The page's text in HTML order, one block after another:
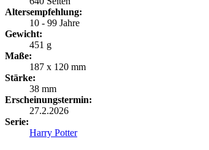
Altersempfehlung:
10 - 99 Jahre
Gewicht:
451 g
Maße:
187 x 120 mm
Stärke:
38 mm
Erscheinungstermin:
27.2.2026
Serie:
Harry Potter